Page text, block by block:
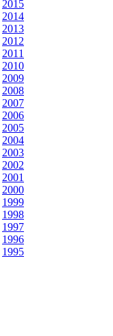
2015
2014
2013
2012
2011
2010
2009
2008
2007
2006
2005
2004
2003
2002
2001
2000
1999
1998
1997
1996
1995